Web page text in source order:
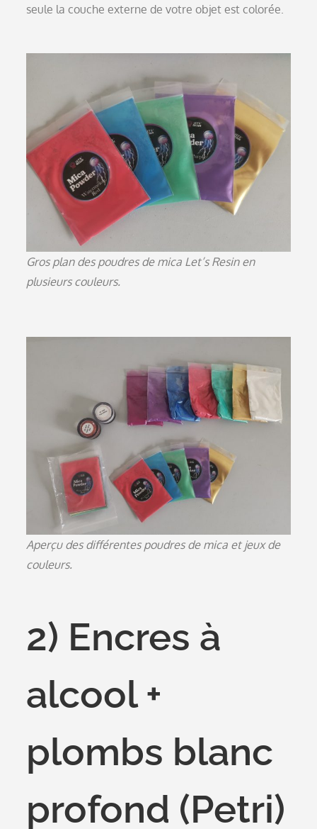
seule la couche externe de votre objet est colorée.
Gros plan des poudres de mica Let’s Resin en
plusieurs couleurs.
Aperçu des différentes poudres de mica et jeux de
couleurs.
2) Encres à
alcool +
plombs blanc
profond (Petri)